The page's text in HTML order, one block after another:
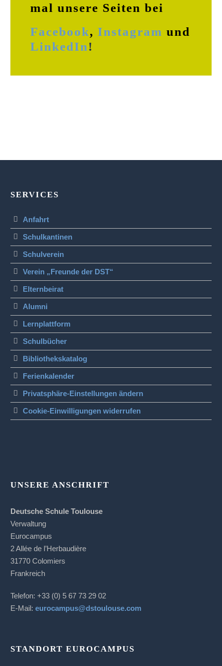
mal unsere Seiten bei
Facebook,Instagram und
LinkedIn!
SERVICES
Anfahrt
Schulkantinen
Schulverein
Verein „Freunde der DST“
Elternbeirat
Alumni
Lernplattform
Schulbücher
Bibliothekskatalog
Ferienkalender
Privatsphäre-Einstellungen ändern
Cookie-Einwilligungen widerrufen
UNSERE ANSCHRIFT
Deutsche Schule Toulouse
Verwaltung
Eurocampus
2 Allée de l’Herbaudière
31770 Colomiers
Frankreich
Telefon: +33 (0) 5 67 73 29 02
E-Mail:eurocampus@dstoulouse.com
STANDORT EUROCAMPUS